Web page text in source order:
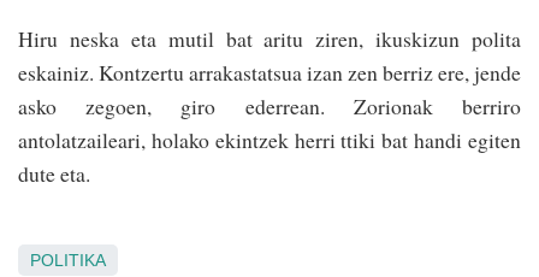
Hiru nes­ka eta mutil bat aritu ziren, ikuskizun polita
eskainiz. Kon­tzer­tu arrakastatsua izan zen berriz ere, jende
asko zegoen, giro ederrean. Zorionak berriro
antolatzaileari, holako ekintzek herri ttiki bat handi egiten
dute eta.
POLITIKA